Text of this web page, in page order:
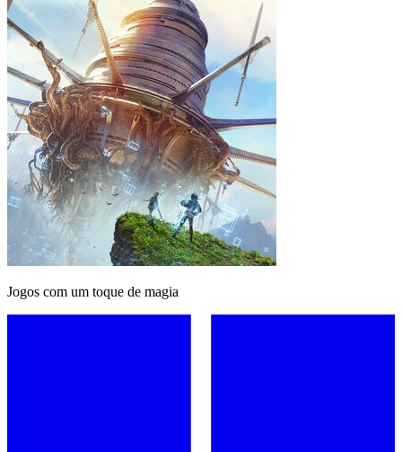
Jogos com um toque de magia